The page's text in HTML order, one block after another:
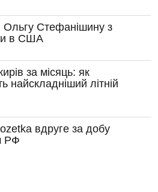
Ольгу Стефанішину з
в США
за місяць: як
найскладніший літній
вдруге за добу
РФ